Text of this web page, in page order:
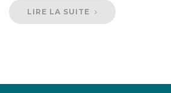
LIRE LA SUITE